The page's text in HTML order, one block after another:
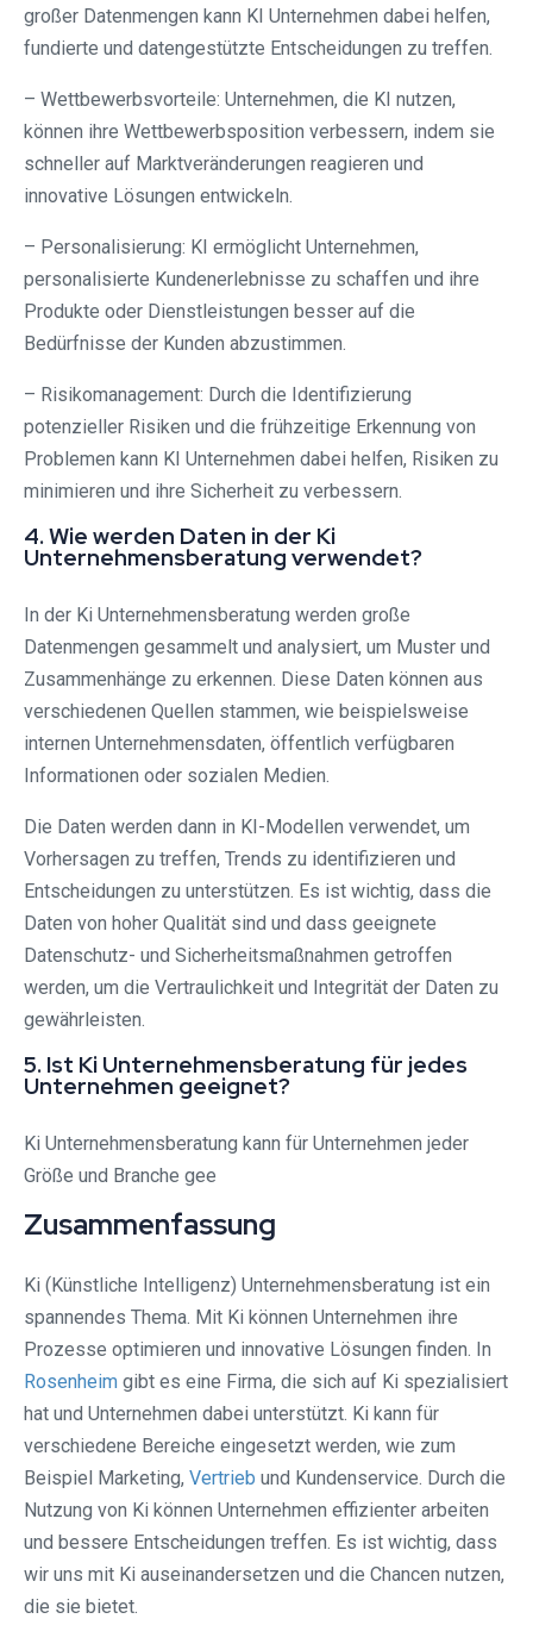
großer Datenmengen kann KI Unternehmen dabei helfen,
fundierte und datengestützte Entscheidungen zu treffen.
– Wettbewerbsvorteile: Unternehmen, die KI nutzen,
können ihre Wettbewerbsposition verbessern, indem sie
schneller auf Marktveränderungen reagieren und
innovative Lösungen entwickeln.
– Personalisierung: KI ermöglicht Unternehmen,
personalisierte Kundenerlebnisse zu schaffen und ihre
Produkte oder Dienstleistungen besser auf die
Bedürfnisse der Kunden abzustimmen.
– Risikomanagement: Durch die Identifizierung
potenzieller Risiken und die frühzeitige Erkennung von
Problemen kann KI Unternehmen dabei helfen, Risiken zu
minimieren und ihre Sicherheit zu verbessern.
4. Wie werden Daten in der Ki
Unternehmensberatung verwendet?
In der Ki Unternehmensberatung werden große
Datenmengen gesammelt und analysiert, um Muster und
Zusammenhänge zu erkennen. Diese Daten können aus
verschiedenen Quellen stammen, wie beispielsweise
internen Unternehmensdaten, öffentlich verfügbaren
Informationen oder sozialen Medien.
Die Daten werden dann in KI-Modellen verwendet, um
Vorhersagen zu treffen, Trends zu identifizieren und
Entscheidungen zu unterstützen. Es ist wichtig, dass die
Daten von hoher Qualität sind und dass geeignete
Datenschutz- und Sicherheitsmaßnahmen getroffen
werden, um die Vertraulichkeit und Integrität der Daten zu
gewährleisten.
5. Ist Ki Unternehmensberatung für jedes
Unternehmen geeignet?
Ki Unternehmensberatung kann für Unternehmen jeder
Größe und Branche gee
Zusammenfassung
Ki (Künstliche Intelligenz) Unternehmensberatung ist ein
spannendes Thema. Mit Ki können Unternehmen ihre
Prozesse optimieren und innovative Lösungen finden. In
Rosenheim gibt es eine Firma, die sich auf Ki spezialisiert
hat und Unternehmen dabei unterstützt. Ki kann für
verschiedene Bereiche eingesetzt werden, wie zum
Beispiel Marketing, Vertrieb und Kundenservice. Durch die
Nutzung von Ki können Unternehmen effizienter arbeiten
und bessere Entscheidungen treffen. Es ist wichtig, dass
wir uns mit Ki auseinandersetzen und die Chancen nutzen,
die sie bietet.